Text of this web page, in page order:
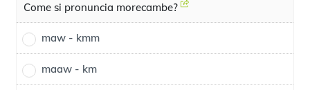
Come si pronuncia morecambe?
maw - kmm
maaw - km